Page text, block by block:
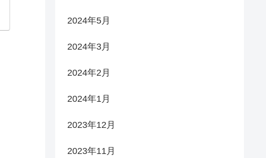
2024年5月
2024年3月
2024年2月
2024年1月
2023年12月
2023年11月